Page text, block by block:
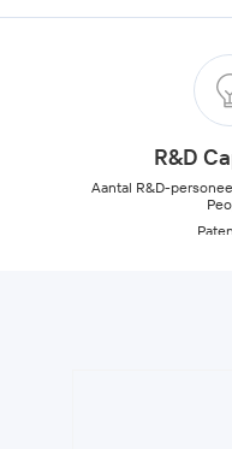
R&D
Aantal R&D-